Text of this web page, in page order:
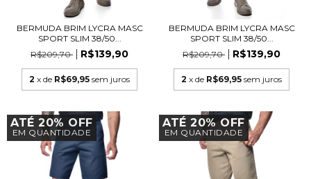
BERMUDA BRIM LYCRA MASC
SPORT SLIM 38/50...
R$209,70
R$139,90
2 x de R$69,95 sem juros
BERMUDA BRIM LYCRA MASC
SPORT SLIM 38/50...
R$209,70
R$139,90
2 x de R$69,95 sem juros
ATÉ 20% OFF
EM QUANTIDADE
ATÉ 20% OFF
EM QUANTIDADE